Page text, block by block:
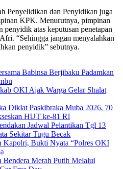
Penyelidikan dan Penyidikan juga
KPK. Menurutnya, pimpinan
atas keputusan penetapan
“Sehingga jangan menyalahkan
penyidik” sebutnya.
Babinsa Berjibaku Padamkan
OKI Ajak Warga Gelar Shalat
Diklat Paskibraka Muba 2026, 70
HUT ke-81 RI
Jadwal Pelantikan Tgl 13
Sekitar Tugu Becak
Kapolri, Bukti Nyata “Polres OKI
Merah Putih Melalui